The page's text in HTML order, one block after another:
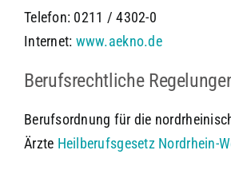
Telefon: 0211 / 4302-0
Internet: www.aekno.de
Berufsrechtliche
Berufsordnung für die
Ärzte Heilberufsgesetz Nordrhein-